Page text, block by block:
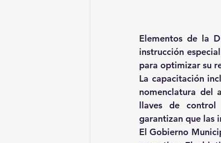
Elementos de la
instrucción
para optimizar su
La capacitación
nomenclatura del
llaves de control
garantizan que las
El Gobierno